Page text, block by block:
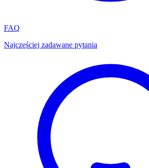
FAQ
Najczęściej zadawane pytania